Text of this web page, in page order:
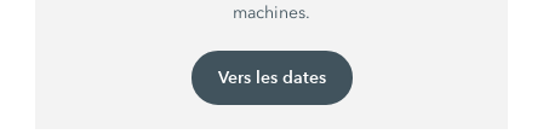
machines.
Vers les dates